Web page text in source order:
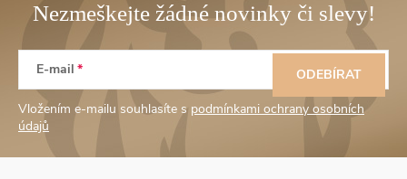
Z
p
E-mail
Vložením e-mailu souhlasíte s podmínkami ochrany osobních
údajů
ODEBÍRAT